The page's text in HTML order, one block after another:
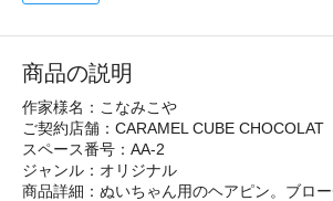
商品の説明
作家様名：こなみこや
ご契約店舗：CARAMEL CUBE CHOCOLAT
スペース番号：AA-2
ジャンル：オリジナル
商品詳細：ぬいちゃん用のヘアピン。ブロ